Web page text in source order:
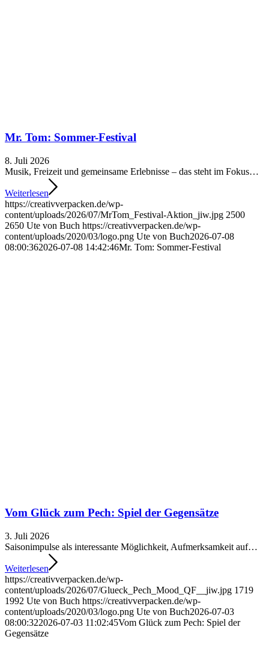
Mr. Tom: Sommer-Festival
8. Juli 2026
Musik, Freizeit und gemeinsame Erlebnisse – das steht im Fokus…
Weiterlesen
https://creativverpacken.de/wp-
content/uploads/2026/07/MrTom_Festival-Aktion_jiw.jpg 2500
2650 Ute von Buch https://creativverpacken.de/wp-
content/uploads/2020/03/logo.png Ute von Buch2026-07-08
08:00:362026-07-08 14:42:46Mr. Tom: Sommer-Festival
Vom Glück zum Pech: Spiel der Gegensätze
3. Juli 2026
Saisonimpulse als interessante Möglichkeit, Aufmerksamkeit auf…
Weiterlesen
https://creativverpacken.de/wp-
content/uploads/2026/07/Glueck_Pech_Mood_QF__jiw.jpg 1719
1992 Ute von Buch https://creativverpacken.de/wp-
content/uploads/2020/03/logo.png Ute von Buch2026-07-03
08:00:322026-07-03 11:02:45Vom Glück zum Pech: Spiel der
Gegensätze